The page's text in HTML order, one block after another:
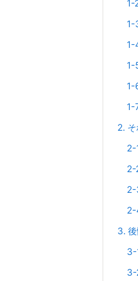
1-
1-
1-
1-
1-
1-
2.
2-
2-
2-
2-
3.
3-
3-